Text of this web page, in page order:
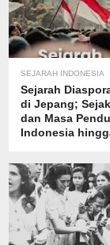
SEJARAH INDONESIA
Sejarah
di Jepang;
dan Masa
Indonesia